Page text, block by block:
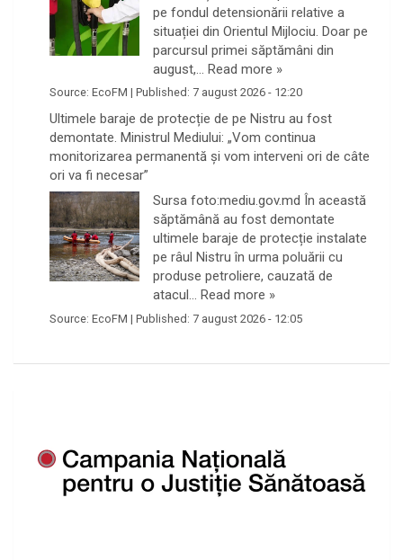
pe fondul detensionării relative a
situației din Orientul Mijlociu. Doar pe
parcursul primei săptămâni din
august,… Read more »
Source: EcoFM | Published: 7 august 2026 - 12:20
Ultimele baraje de protecție de pe Nistru au fost
demontate. Ministrul Mediului: „Vom continua
monitorizarea permanentă și vom interveni ori de câte
ori va fi necesar”
Sursa foto:mediu.gov.md În această
săptămână au fost demontate
ultimele baraje de protecție instalate
pe râul Nistru în urma poluării cu
produse petroliere, cauzată de
atacul… Read more »
Source: EcoFM | Published: 7 august 2026 - 12:05